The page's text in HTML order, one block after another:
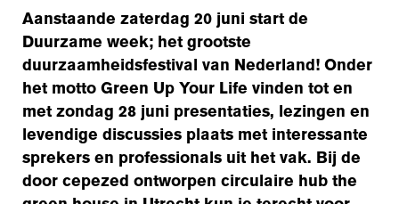
Aanstaande zaterdag 20 juni start de
Duurzame week; het grootste
duurzaamheidsfestival van Nederland! Onder
het motto Green Up Your Life vinden tot en
met zondag 28 juni presentaties, lezingen en
levendige discussies plaats met interessante
sprekers en professionals uit het vak. Bij de
door cepezed ontworpen circulaire hub the